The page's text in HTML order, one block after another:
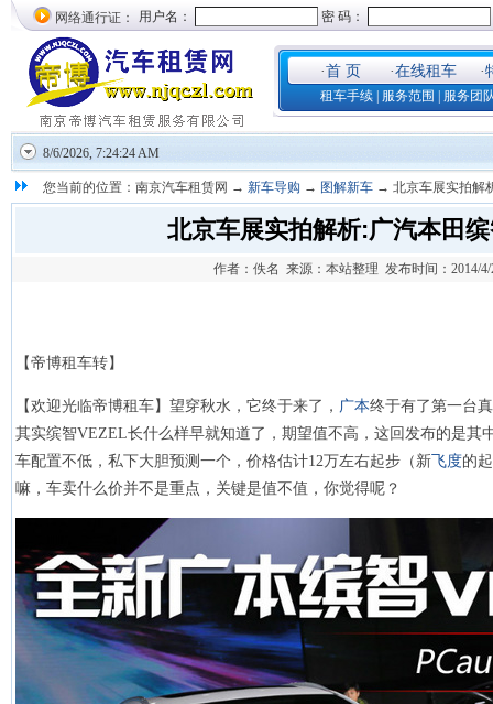
网络通行证：
·首 页 ·在线租车 ·
租车手续| 服务范围 服务团
8/6/2026, 7:24:27 AM
您当前的位置：南京汽车租赁网 → 新车导购 → 图解新车 → 北京车展实拍解
北京车展实拍解析:广汽本田
作者：佚名 来源：本站整理 发布时间：2014/4/
【帝博租车转】
【欢迎光临帝博租车】望穿秋水，它终于来了， 广本终于有了第一台
其实缤智VEZEL长什么样早就知道了，期望值不高，这回发布的是其
车配置不低，私下大胆预测一个，价格估计12万左右起步（新 飞度的
嘛，车卖什么价并不是重点，关键是值不值，你觉得呢？